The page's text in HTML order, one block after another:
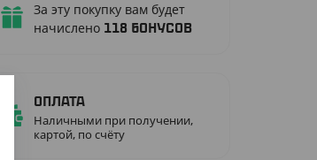
За эту покупку вам будет
начислено 118 бонусов
Оплата
Наличными при получении,
картой, по счёту